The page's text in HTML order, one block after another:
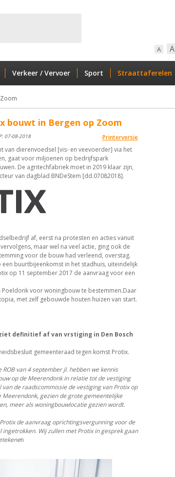
A A
Verkeer / Vervoer Sport Straattaferelen
bouwt in Bergen op Zoom
Printerversie
07-08-2018
van dierenvoedsel [vis- en veevoerder] via het
gaat voor miljoenen op bedrijfspark
De agritechfabriek moet in 2019 klaar zijn,
van dagblad BNDeStem [dd.07082018].
af, eerst na protesten en acties vanuit
maar wel na veel actie, ging ook de
voor de bouw had verleend, overstag.
buurtbijeenkomst in het stadhuis, uiteindelijk
op 11 september 2017 de aanvraag voor een
voor woningbouw te bestemmen.Daar
met zelf gebouwde houten huizen van start.
definitief af van vrstiging in Den Bosch
gemeenteraad tegen komst Protix.
van 4 september jl. hebben we kennis
op de Meerendonk in relatie tot de vestiging
de raadscommissie de vestiging van Protix op
gezien de grote gemeentelijke
meer als woningbouwlocatie gezien wordt.
de aanvraag oprichtingsvergunning voor de
Wij zullen met Protix in gesprek gaan
n